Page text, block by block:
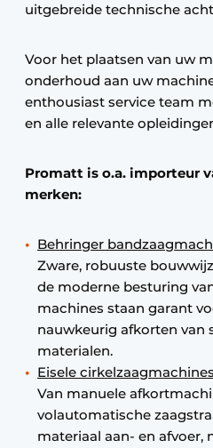
uitgebreide technische
Voor het plaatsen van uw
onderhoud aan uw
enthousiast service team
en alle relevante
Promatt is o.a. importeur
merken:
Behringer
Zware, robuuste
de moderne besturing
machines staan garant
nauwkeurig afkorten van
materialen.
Eisele cirkelzaagmachines
Van manuele
volautomatische
materiaal aan- en afvoer,